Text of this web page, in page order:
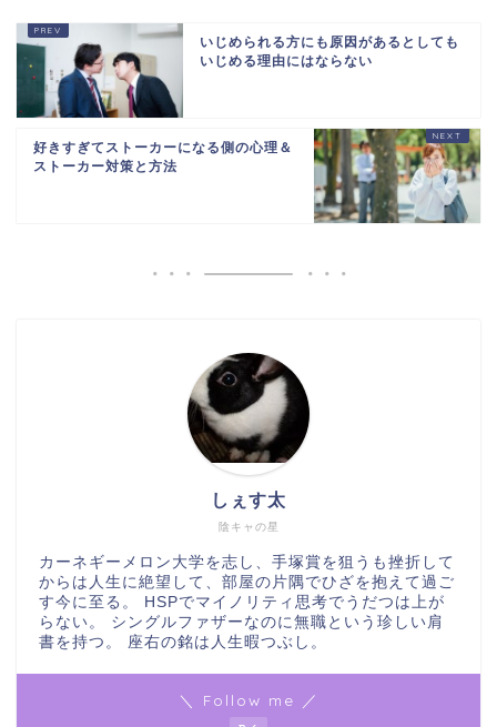
いじめられる方にも原因があるとしても
いじめる理由にはならない
好きすぎてストーカーになる側の心理＆
ストーカー対策と方法
陰キャの星
しぇす太
カーネギーメロン大学を志し、手塚賞を狙うも挫折して
からは人生に絶望して、部屋の片隅でひざを抱えて過ご
す今に至る。 HSPでマイノリティ思考でうだつは上が
らない。 シングルファザーなのに無職という珍しい肩
書を持つ。 座右の銘は人生暇つぶし。
＼ Follow me ／